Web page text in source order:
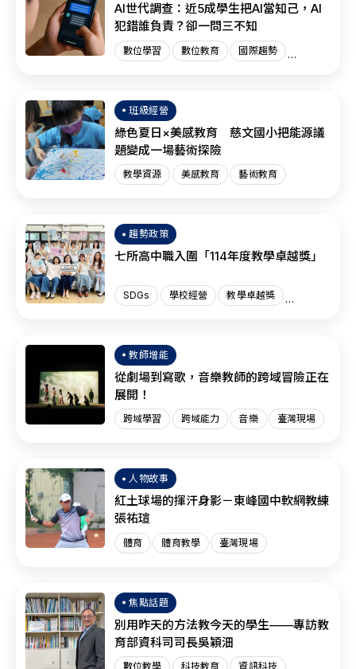
AI世代調查：近5成學生把AI當知己，AI
犯錯誰負責？卻一問三不知
數位學習 數位教育 國際趨勢
班級經營
綠色夏日×美感教育 慈文國小把能源議
題變成一場藝術探險
教學資源 美感教育 藝術教育
趨勢政策
七所高中職入圍「114年度教學卓越獎」
SDGs 學校經營 教學卓越獎
教師增能
從劇場到寫歌，音樂教師的跨域冒險正在
展開！
跨域學習 跨域能力 音樂 臺灣現場
人物故事
紅土球場的揮汗身影－東峰國中軟網教練
張祐瑄
體育 體育教學 臺灣現場
焦點話題
別用昨天的方法教今天的學生——專訪教
育部資科司司長吳穎沺
數位教學 科技教育 資訊科技